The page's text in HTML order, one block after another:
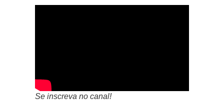
Se inscreva no canal!